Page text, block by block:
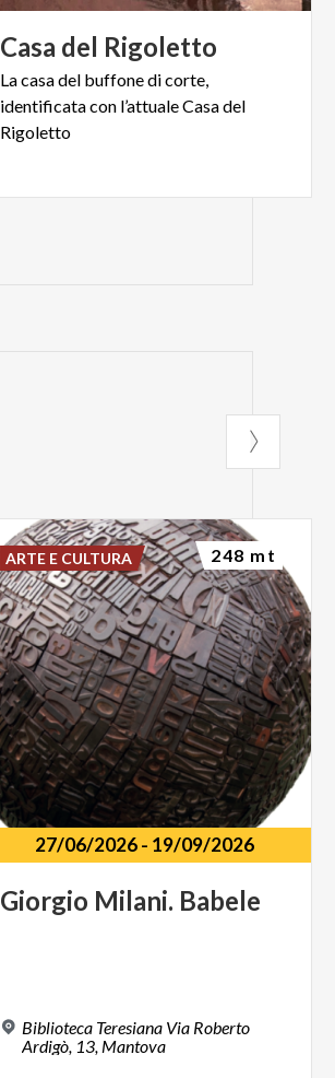
Casa del Rigoletto
La casa del buffone di corte,
identificata con l’attuale Casa del
Rigoletto
27/06/2026- 19/09/2026
Giorgio Milani. Babele
Biblioteca Teresiana Via Roberto
Ardigò, 13, Mantova
ARTE E CULTURA 248 mt